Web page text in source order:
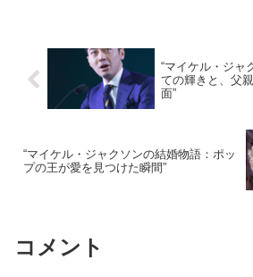
“マイケル・ジャ
ての輝きと、父
面”
“マイケル・ジャクソンの結婚物語：ポッ
プの王が愛を見つけた瞬間”
コメント